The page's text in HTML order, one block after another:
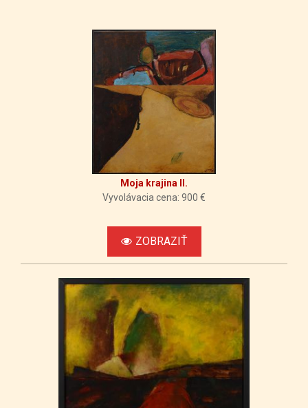
Moja krajina II.
Vyvolávacia cena: 900 €
ZOBRAZIŤ